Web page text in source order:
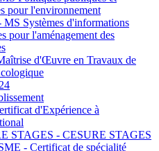
pour l'environnement
Systèmes d'informations
pour l'aménagement des
d'Œuvre en Travaux de
d'Expérience à
STAGES - CESURE STAGES
- Certificat de spécialité